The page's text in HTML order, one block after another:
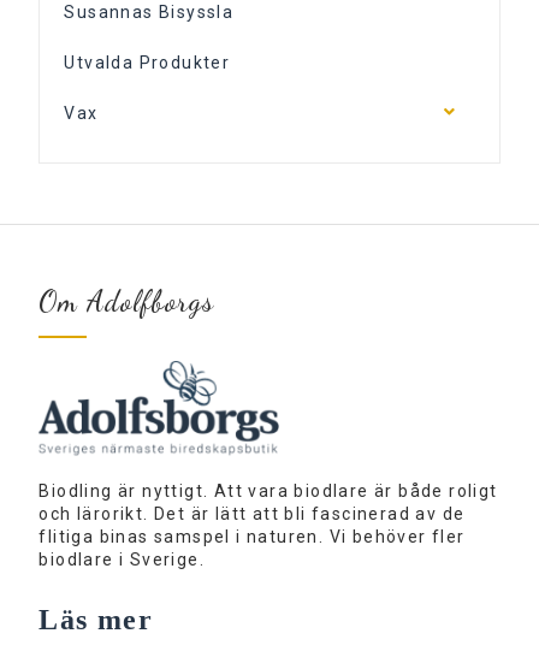
Susannas Bisyssla
Utvalda Produkter
Vax
Om Adolfborgs
Biodling är nyttigt. Att vara biodlare är både roligt
och lärorikt. Det är lätt att bli fascinerad av de
flitiga binas samspel i naturen. Vi behöver fler
biodlare i Sverige.
Läs mer